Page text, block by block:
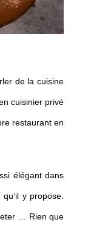
de la cuisine
cuisinier privé
restaurant en
élégant dans
y propose.
… Rien que